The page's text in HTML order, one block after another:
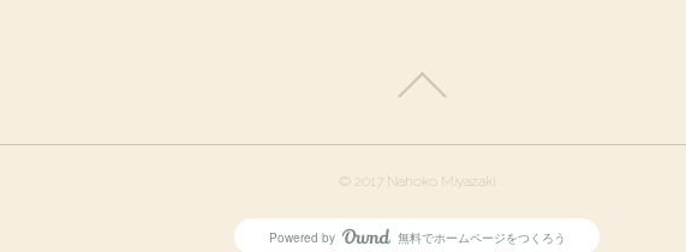
© 2017 Nahoko Miyazaki
Powered by AmebaOwnd
無料でホームページをつくろう